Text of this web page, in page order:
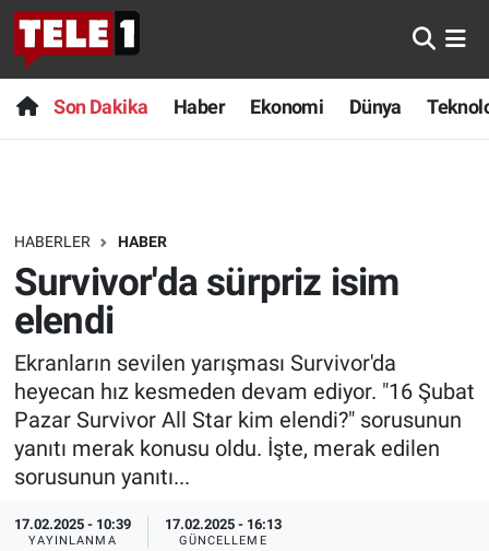
Son Dakika Haber Ekonomi Dünya
HABERLER HABER
Survivor'da sürpriz isim
elendi
Ekranların sevilen yarışması Survivor'da
heyecan hız kesmeden devam ediyor. "16 Şubat
Pazar Survivor All Star kim elendi?" sorusunun
yanıtı merak konusu oldu. İşte, merak edilen
sorusunun yanıtı...
17.02.2025 - 10:39
YAYINLANMA
17.02.2025 - 16:13
GÜNCELLEME
Anında Manşet
Başka Sohbetler
Bilim turu
Bilim ve Teknoloji Evreni
Doğa Konuşuyor
Dünya
Ege Saati
Ege'den Esintiler
Son Dakika
Haber
Dünya
Teknoloji
Sağlık
Spor
Yayın Akışı
İletişim
Nöbetçi Eczaneler
Hava Durumu
Trafik Durumu
Süper Lig Puan Durumu ve Fikstür
Tüm Manşetler
Son Dakika Haberleri
Haber Arşivi